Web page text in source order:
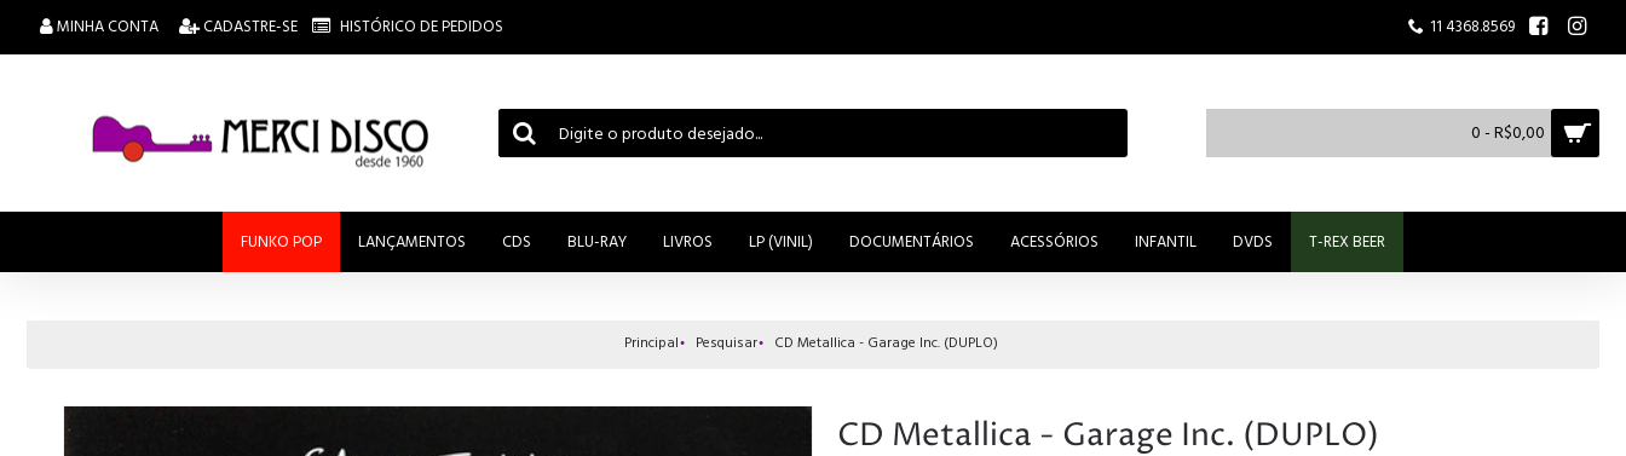
MINHA CONTA CADASTRE-SE HISTÓRICO DE PEDIDOS 11 4368.8569
0 - R$0,00
FUNKO POP LANÇAMENTOS CDS BLU-RAY LIVROS LP (VINIL) DOCUMENTÁRIOS ACESSÓRIOS INFANTIL DVDS T-REX BEER
Principal Pesquisar CD Metallica - Garage Inc. (DUPLO)
CD Metallica - Garage Inc. (DUPLO)